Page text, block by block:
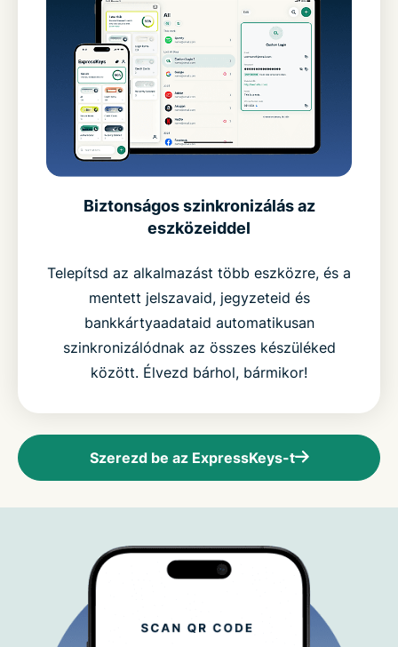
Biztonságos szinkronizálás az
eszközeiddel
Telepítsd az alkalmazást több eszközre, és a
mentett jelszavaid, jegyzeteid és
bankkártyaadataid automatikusan
szinkronizálódnak az összes készüléked
között. Élvezd bárhol, bármikor!
Szerezd be az ExpressKeys-t